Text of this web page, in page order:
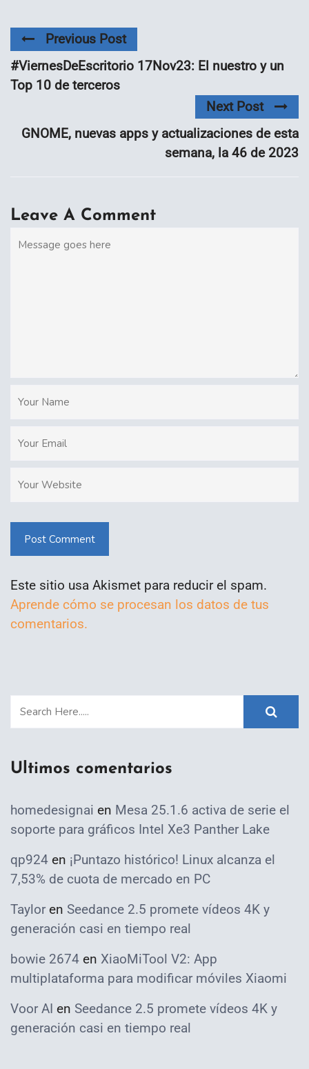
Previous Post
#ViernesDeEscritorio 17Nov23: El nuestro y un
Top 10 de terceros
Next Post
GNOME, nuevas apps y actualizaciones de esta
semana, la 46 de 2023
Leave A Comment
Post Comment
Este sitio usa Akismet para reducir el spam.
Aprende cómo se procesan los datos de tus
comentarios.
Ultimos comentarios
homedesignai en Mesa 25.1.6 activa de serie el
soporte para gráficos Intel Xe3 Panther Lake
qp924 en ¡Puntazo histórico! Linux alcanza el
7,53% de cuota de mercado en PC
Taylor en Seedance 2.5 promete vídeos 4K y
generación casi en tiempo real
bowie 2674 en XiaoMiTool V2: App
multiplataforma para modificar móviles Xiaomi
Voor AI en Seedance 2.5 promete vídeos 4K y
generación casi en tiempo real